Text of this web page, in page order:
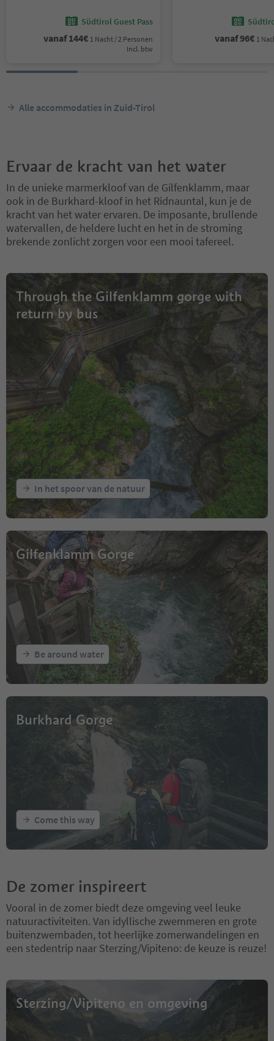
Südtirol Guest Pass
vanaf144€ 1 Nacht / 2 Personen
Incl. btw
vanaf96€ 1
Alle accommodaties in Zuid-Tirol
Ervaar de kracht van het water
In de unieke marmerkloof van de Gilfenklamm, maar
ook in de Burkhard-kloof in het Ridnauntal, kun je de
kracht van het water ervaren. De imposante, brullende
watervallen, de heldere lucht en het in de stroming
brekende zonlicht zorgen voor een mooi tafereel.
Through the Gilfenklamm gorge with
return by bus
In het spoor van de natuur
Gilfenklamm Gorge
Be around water
Burkhard Gorge
Come this way
De zomer inspireert
Vooral in de zomer biedt deze omgeving veel leuke
natuuractiviteiten. Van idyllische zwemmeren en grote
buitenzwembaden, tot heerlijke zomerwandelingen en
een stedentrip naar Sterzing/Vipiteno: de keuze is reuze!
Sterzing/Vipiteno en omgeving